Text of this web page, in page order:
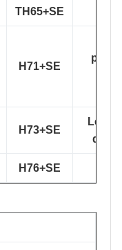
TH65+SE
H71+SE
H73+SE
Le
de la
H76+SE